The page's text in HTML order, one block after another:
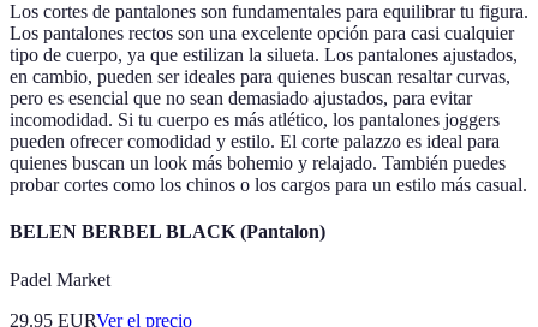
Los cortes de pantalones son fundamentales para equilibrar tu figura.
Los pantalones rectos son una excelente opción para casi cualquier
tipo de cuerpo, ya que estilizan la silueta. Los pantalones ajustados,
en cambio, pueden ser ideales para quienes buscan resaltar curvas,
pero es esencial que no sean demasiado ajustados, para evitar
incomodidad. Si tu cuerpo es más atlético, los pantalones joggers
pueden ofrecer comodidad y estilo. El corte palazzo es ideal para
quienes buscan un look más bohemio y relajado. También puedes
probar cortes como los chinos o los cargos para un estilo más casual.
BELEN BERBEL BLACK (Pantalon)
Padel Market
29.95 EURVer el precio